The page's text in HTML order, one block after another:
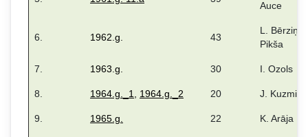
Auce
6. 1962.g. 43
L.
Pikša
7. 1963.g. 30 I. Ozols
8. 1964.g._1 1964.g._2 20 J. Kuzmina
9. 1965.g. 22 K. Arāja